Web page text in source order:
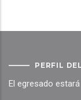
PERFIL
El egresado